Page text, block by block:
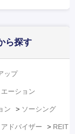
ら探す
ップ
ーション
ン ソーシング
アドバイザー REIT